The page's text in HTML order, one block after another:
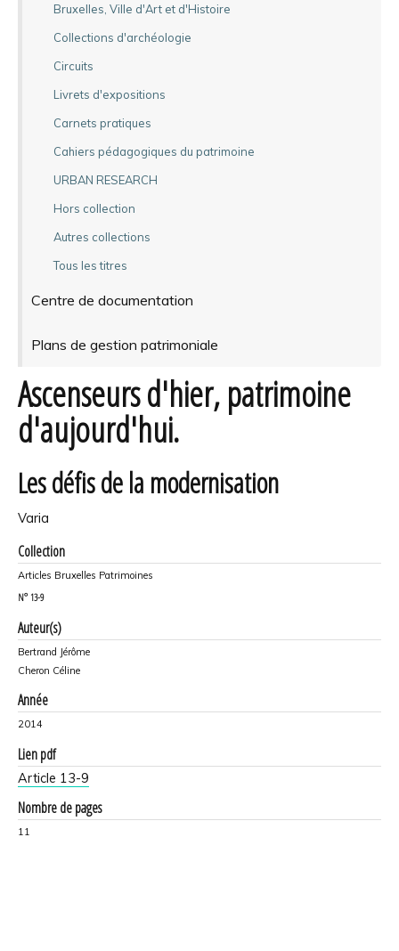
Bruxelles, Ville d'Art et d'Histoire
Collections d'archéologie
Circuits
Livrets d'expositions
Carnets pratiques
Cahiers pédagogiques du patrimoine
URBAN RESEARCH
Hors collection
Autres collections
Tous les titres
Centre de documentation
Plans de gestion patrimoniale
Ascenseurs d'hier, patrimoine
d'aujourd'hui.
Les défis de la modernisation
Varia
Collection
Articles Bruxelles Patrimoines
N° 13-9
Auteur(s)
Bertrand Jérôme
Cheron Céline
Année
2014
Lien pdf
Article 13-9
Nombre de pages
11